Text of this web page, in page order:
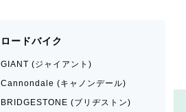
ロードバイク
GIANT (ジャイアント)
Cannondale (キャノンデール)
BRIDGESTONE (ブリヂストン)